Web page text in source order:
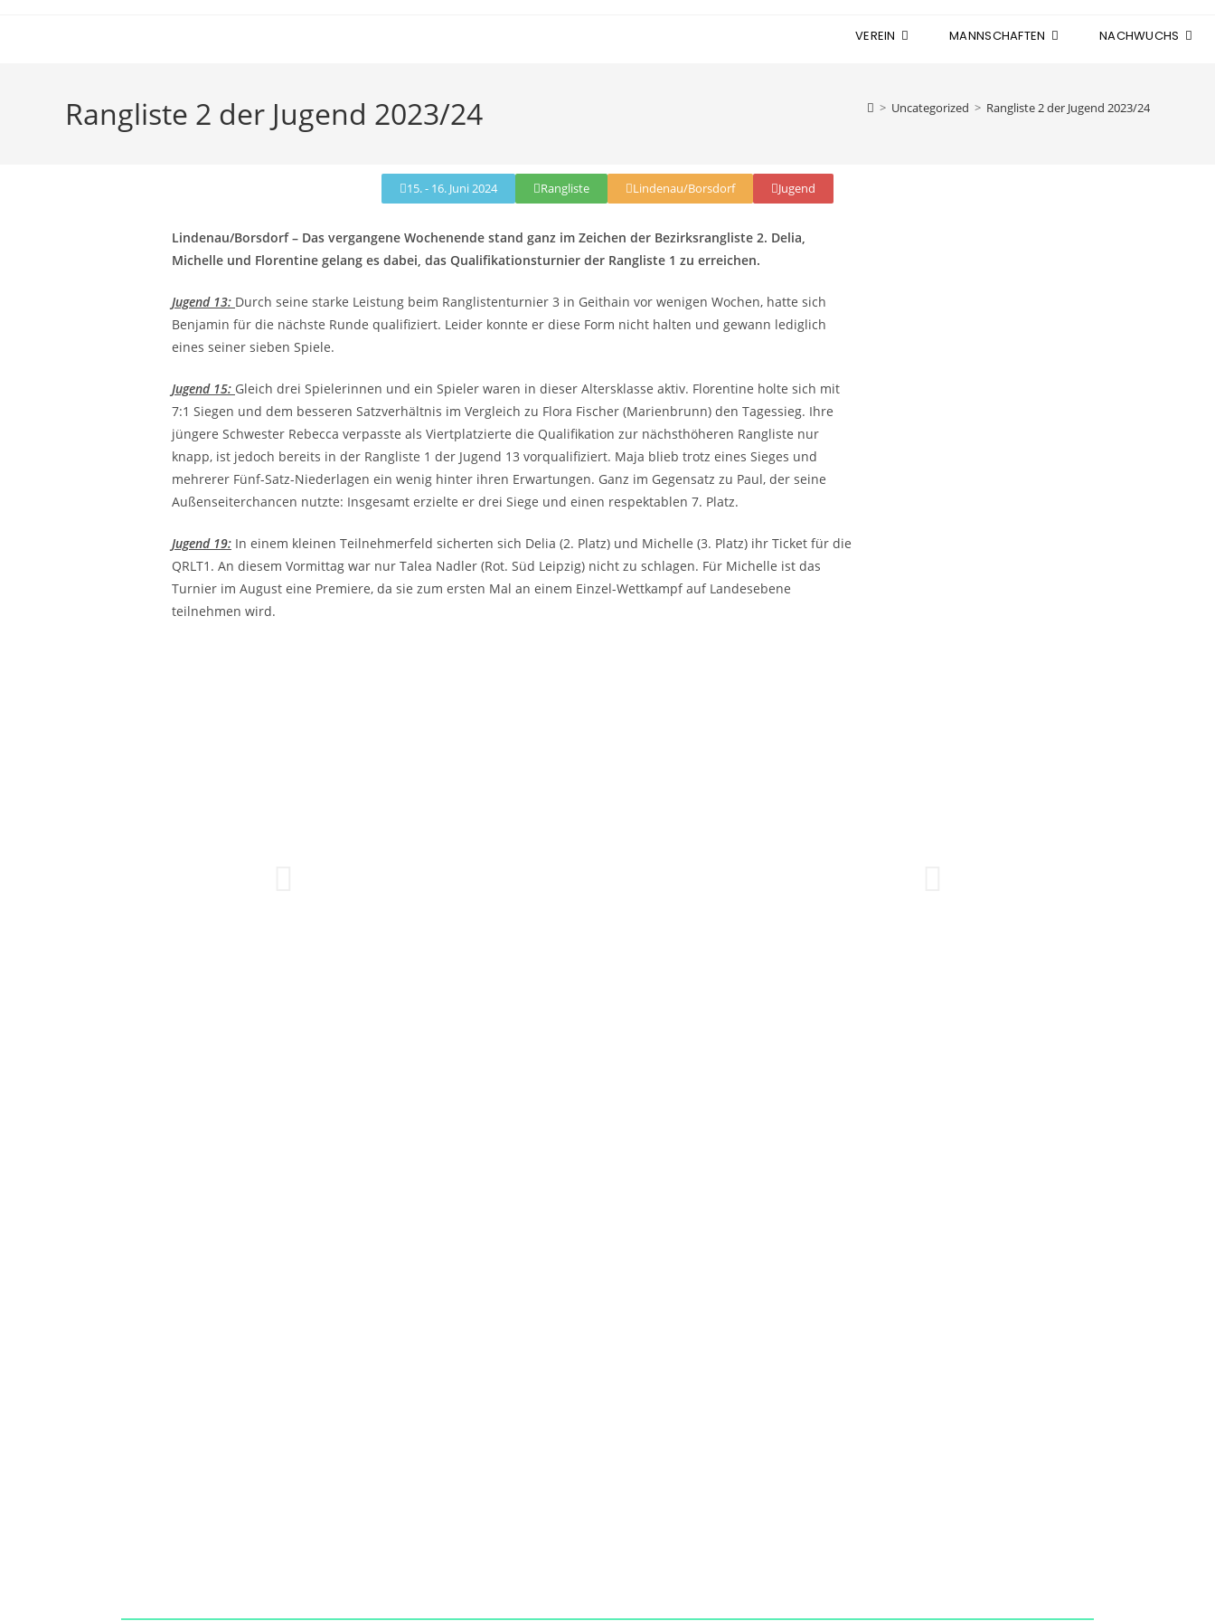
VEREIN MANNSCHAFTEN NACHWUCHS
Rangliste 2 der Jugend 2023/24 > Uncategorized > Rangliste 2 der Jugend 2023/24
15. - 16. Juni 2024 Rangliste Lindenau/Borsdorf Jugend
Lindenau/Borsdorf – Das vergangene Wochenende stand ganz im Zeichen der Bezirksrangliste 2. Delia,
Michelle und Florentine gelang es dabei, das Qualifikationsturnier der Rangliste 1 zu erreichen.
Jugend 13: Durch seine starke Leistung beim Ranglistenturnier 3 in Geithain vor wenigen Wochen, hatte sich
Benjamin für die nächste Runde qualifiziert. Leider konnte er diese Form nicht halten und gewann lediglich
eines seiner sieben Spiele.
Jugend 15: Gleich drei Spielerinnen und ein Spieler waren in dieser Altersklasse aktiv. Florentine holte sich mit
7:1 Siegen und dem besseren Satzverhältnis im Vergleich zu Flora Fischer (Marienbrunn) den Tagessieg. Ihre
jüngere Schwester Rebecca verpasste als Viertplatzierte die Qualifikation zur nächsthöheren Rangliste nur
knapp, ist jedoch bereits in der Rangliste 1 der Jugend 13 vorqualifiziert. Maja blieb trotz eines Sieges und
mehrerer Fünf-Satz-Niederlagen ein wenig hinter ihren Erwartungen. Ganz im Gegensatz zu Paul, der seine
Außenseiterchancen nutzte: Insgesamt erzielte er drei Siege und einen respektablen 7. Platz.
Jugend 19: In einem kleinen Teilnehmerfeld sicherten sich Delia (2. Platz) und Michelle (3. Platz) ihr Ticket für die
QRLT1. An diesem Vormittag war nur Talea Nadler (Rot. Süd Leipzig) nicht zu schlagen. Für Michelle ist das
Turnier im August eine Premiere, da sie zum ersten Mal an einem Einzel-Wettkampf auf Landesebene
teilnehmen wird.